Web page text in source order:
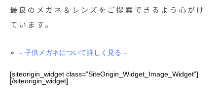
最良のメガネ＆レンズをご提案できるよう心がけ
ています。
– 子供メガネについて詳しく見る –
[siteorigin_widget class=”SiteOrigin_Widget_Image_Widget”]
[/siteorigin_widget]